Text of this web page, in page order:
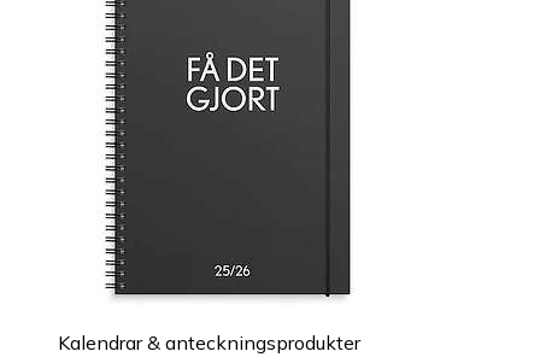
Kalendrar & anteckningsprodukter